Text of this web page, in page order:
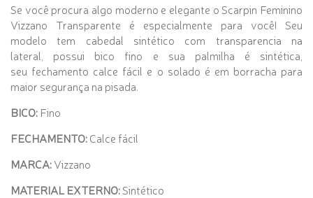
Se você procura algo moderno e elegante o Scarpin Feminino
Vizzano Transparente é especialmente para você! Seu
modelo tem cabedal sintético com transparencia na
lateral, possui bico fino e sua palmilha é sintética,
seu fechamento calce fácil e o solado é em borracha para
maior segurança na pisada.
BICO: Fino
FECHAMENTO:Calce fácil
MARCA:Vizzano
MATERIAL EXTERNO:Sintético